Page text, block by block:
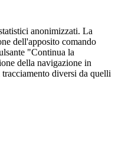
anonimizzati. La
dell'apposito comando
"Continua la
della navigazione in
diversi da quelli